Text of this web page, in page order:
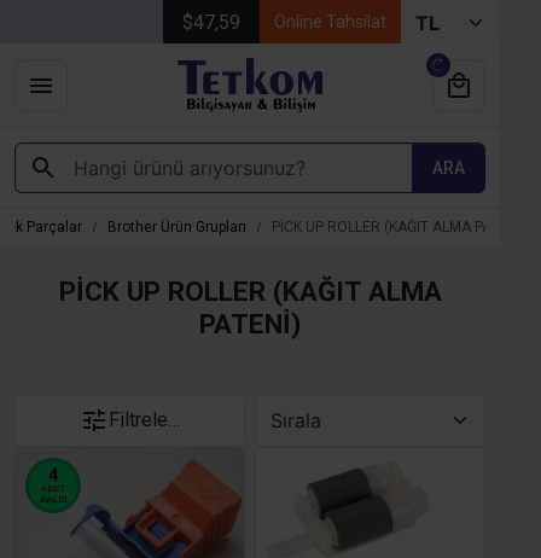
$47,59 Online Tahsilat
ARA
Parçalar Brother Ürün Grupları PİCK UP ROLLER (KAĞIT ALMA PATENİ)
PİCK UP ROLLER (KAĞIT ALMA
PATENİ)
Filtrele…
4
ADET
KALDI